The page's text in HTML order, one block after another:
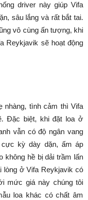
driver này giúp Vifa
sâu lắng và rất bắt tai.
vô cùng ấn tượng, khi
Reykjavik sẽ hoạt động
nhàng, tình cảm thì Vifa
Đặc biệt, khi đặt loa ở
vẫn có độ ngân vang
kỳ dày dặn, ấm áp
không hề bị dải trầm lấn
ở Vifa Reykjavik có
mức giá này chúng tôi
loa khác có chất âm